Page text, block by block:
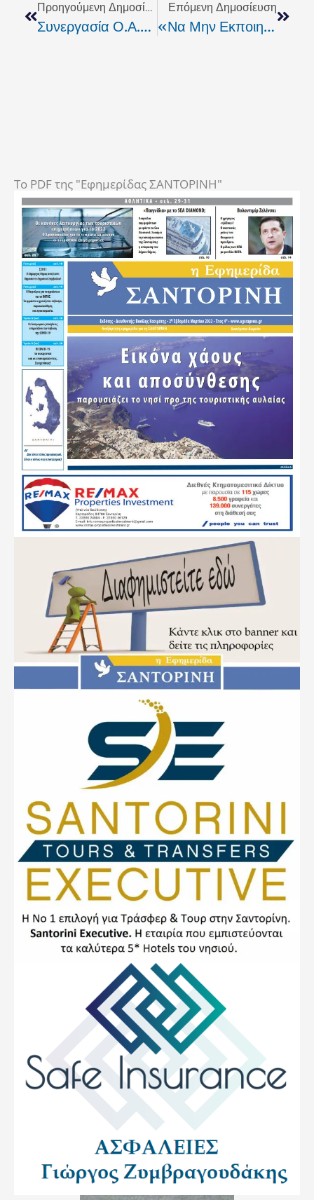
Προηγούμενη Δημοσίευση
Συνεργασία Ο.Α.ΔΥ.Κ. Με Το Πολυτεχνείο Κρήτης
Επόμενη Δημοσίευση
«Να Μην Εκποιηθεί Η Πρώην Βάση Γουρνών»
To PDF της "Εφημερίδας ΣΑΝΤΟΡΙΝΗ"